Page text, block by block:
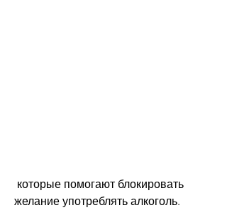
желание употреблять алкоголь.